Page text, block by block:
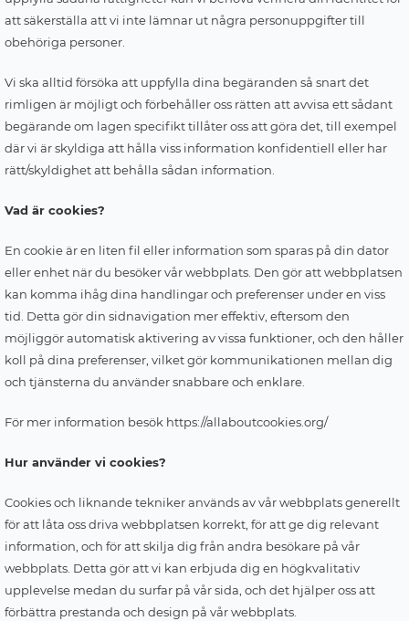
att säkerställa att vi inte lämnar ut några personuppgifter till
obehöriga personer.
Vi ska alltid försöka att uppfylla dina begäranden så snart det
rimligen är möjligt och förbehåller oss rätten att avvisa ett sådant
begärande om lagen specifikt tillåter oss att göra det, till exempel
där vi är skyldiga att hålla viss information konfidentiell eller har
rätt/skyldighet att behålla sådan information.
Vad är cookies?
En cookie är en liten fil eller information som sparas på din dator
eller enhet när du besöker vår webbplats. Den gör att webbplatsen
kan komma ihåg dina handlingar och preferenser under en viss
tid. Detta gör din sidnavigation mer effektiv, eftersom den
möjliggör automatisk aktivering av vissa funktioner, och den håller
koll på dina preferenser, vilket gör kommunikationen mellan dig
och tjänsterna du använder snabbare och enklare.
För mer information besök https://allaboutcookies.org/
Hur använder vi cookies?
Cookies och liknande tekniker används av vår webbplats generellt
för att låta oss driva webbplatsen korrekt, för att ge dig relevant
information, och för att skilja dig från andra besökare på vår
webbplats. Detta gör att vi kan erbjuda dig en högkvalitativ
upplevelse medan du surfar på vår sida, och det hjälper oss att
förbättra prestanda och design på vår webbplats.